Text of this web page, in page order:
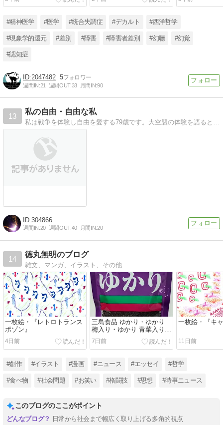
る」とされるひとたち
（1/4）
いので、整形
#精神医学 #医学 #統合失調症 #デカルト #西洋哲学
#現象学的還元 #差別 #障害 #障害者差別 #幻聴 #幻覚
#認知症
2047482 5
週間IN:21 週間OUT:33 月間IN:90
13
私の自由・自由な私
304866
週間IN:20 週間OUT:40 月間IN:20
14
徳丸無明のブログ
雑文、マンガ、イラスト、その他
一枚絵・『レトロトランス
ポゾン』
4日前
三島食品 ゆかり・ゆかり
梅入り・ゆかり 青菜入り・
ひろし・鮭ひろし・だしひ
ろし・かおり・かつお・う
めこ・あかり・ひでき・し
7日前
一枚絵・『キ
11日前
#創作 #イラスト #漫画 #ニュース #エッセイ #哲学
#食べ物 #社会問題 #お笑い #格闘技 #思想 #時事ニュース
このブログのここがポイント
日常から社会まで幅広く取り上げる多角的視点